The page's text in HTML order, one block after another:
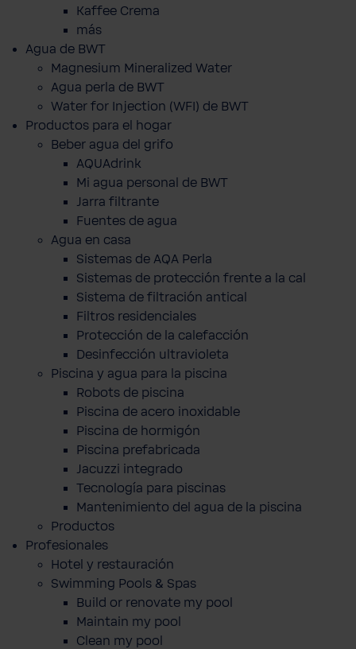
Kaffee Crema
más
Agua de BWT
Magnesium Mineralized Water
Agua perla de BWT
Water for Injection (WFI) de BWT
Productos para el hogar
Beber agua del grifo
AQUAdrink
Mi agua personal de BWT
Jarra filtrante
Fuentes de agua
Agua en casa
Sistemas de AQA Perla
Sistemas de protección frente a la cal
Sistema de filtración antical
Filtros residenciales
Protección de la calefacción
Desinfección ultravioleta
Piscina y agua para la piscina
Robots de piscina
Piscina de acero inoxidable
Piscina de hormigón
Piscina prefabricada
Jacuzzi integrado
Tecnología para piscinas
Mantenimiento del agua de la piscina
Productos
Profesionales
Hotel y restauración
Swimming Pools & Spas
Build or renovate my pool
Maintain my pool
Clean my pool